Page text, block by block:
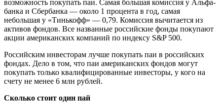
возможность покупать паи. Самая большая комиссия у Альфа-
банка и Сбербанка — около 1 процента в год, самая
небольшая у «Тинькофф» — 0,79. Комиссия вычитается из
активов фондов. Все названные российские фонды покупают
акции американских компаний по индексу S&P 500.
Российским инвесторам лучше покупать паи в российских
фондах. Дело в том, что паи американских фондов могут
покупать только квалифицированные инвесторы, у кого на
счету не менее 6 млн рублей.
Сколько стоит один пай